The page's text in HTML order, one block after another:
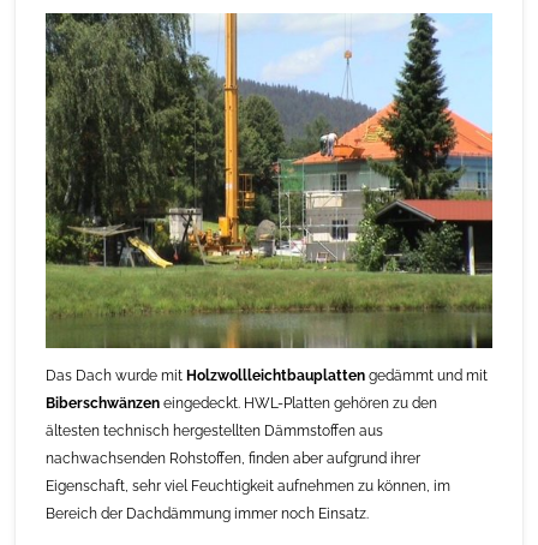
Das Dach wurde mit Holzwollleichtbauplatten gedämmt und mit
Biberschwänzen eingedeckt. HWL-Platten gehören zu den
ältesten technisch hergestellten Dämmstoffen aus
nachwachsenden Rohstoffen, finden aber aufgrund ihrer
Eigenschaft, sehr viel Feuchtigkeit aufnehmen zu können, im
Bereich der Dachdämmung immer noch Einsatz.